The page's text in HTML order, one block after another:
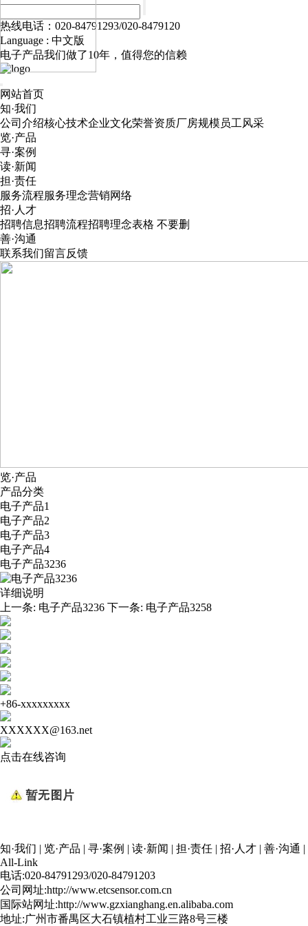
热线电话：020-84791293/020-8479120
Language : 中文版
电子产品我们做了10年，值得您的信赖
网站首页
知·我们
公司介绍核心技术企业文化荣誉资质厂房规模 员工风采
览·产品
寻·案例
读·新闻
担·责任
服务流程服务理念营销网络
招·人才
招聘信息招聘流程招聘理念表格 不要删
善·沟通
联系我们留言反馈
览·产品
产品分类
电子产品1
电子产品2
电子产品3
电子产品4
电子产品3236
详细说明
上一条: 电子产品3236 下一条: 电子产品3258
+86-xxxxxxxxx
XXXXXX@163.net
点击在线咨询
知·我们 | 览·产品 | 寻·案例 | 读·新闻 | 担·责任 | 招·人才 | 善·沟通 |
All-Link
电话:020-84791293/020-84791203
公司网址:http://www.etcsensor.com.cn
国际站网址:http://www.gzxianghang.en.alibaba.com
地址:广州市番禺区大石镇植村工业三路8号三楼